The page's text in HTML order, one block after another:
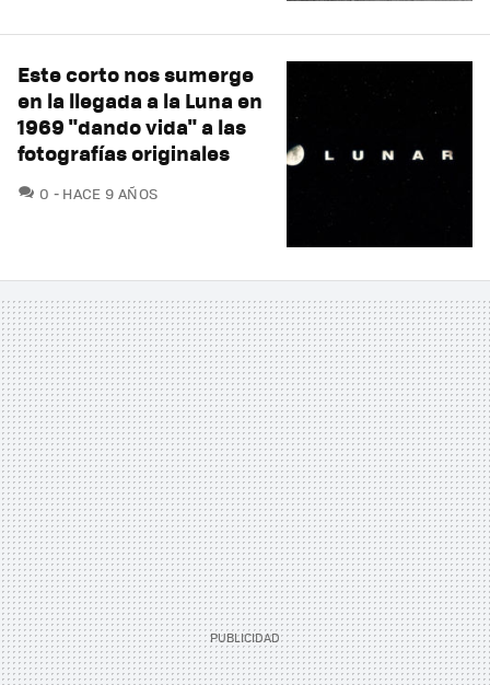
Este corto nos sumerge
en la llegada a la Luna en
1969 "dando vida" a las
fotografías originales
0 COMENTARIOS
HACE 9 AÑOS